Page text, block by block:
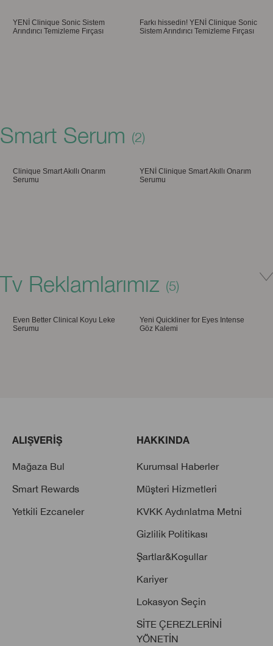
YENİ Clinique Sonic Sistem
Arındırıcı Temizleme Fırçası
Farkı hissedin! YENİ Clinique Sonic
Sistem Arındırıcı Temizleme Fırçası
Hassas uygulamayı birlikte
keşfedelim: YENİ Clinique Sonic
YENİ oyuncumuzla tanışın!
Smart Serum (2)
Clinique Smart Akıllı Onarım
Serumu
YENİ Clinique Smart Akıllı Onarım
Serumu
Tv Reklamlarımız (5)
Even Better Clinical Koyu Leke
Serumu
Yeni Quickliner for Eyes Intense
Göz Kalemi
Parlatıcısı
ALIŞVERİŞ
Mağaza Bul
Smart Rewards
Yetkili Ezcaneler
HAKKINDA
Kurumsal Haberler
Müşteri Hizmetleri
KVKK Aydınlatma Metni
Gizlilik Politikası
Şartlar&Koşullar
Kariyer
Lokasyon Seçin
SİTE ÇEREZLERİNİ
YÖNETİN